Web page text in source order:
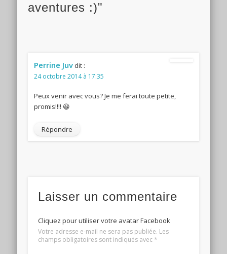
aventures :)"
Perrine Juv dit :
24 octobre 2014 à 17:35
Peux venir avec vous? Je me ferai toute petite,
promis!!!! 😀
Répondre
Laisser un commentaire
Cliquez pour utiliser votre avatar Facebook
Votre adresse e-mail ne sera pas publiée. Les
champs obligatoires sont indiqués avec*